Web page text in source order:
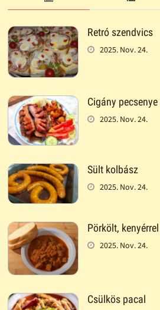
Retró szendvics
2025. Nov. 24.
Cigány pecsenye
2025. Nov. 24.
Sült kolbász
2025. Nov. 24.
Pörkölt, kenyérrel
2025. Nov. 24.
Csülkös pacal